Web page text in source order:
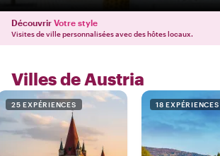
Découvrir Votre style
Visites de ville personnalisées avec des hôtes locaux.
Villes de Austria
25 EXPÉRIENCES 18 EXPÉRIENCES